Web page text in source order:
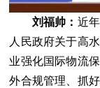
刘福帅： 近
人民政府关于高
业强化国际物流
外合规管理、抓